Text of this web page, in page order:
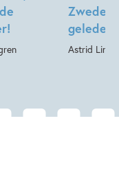
geleden
Astrid